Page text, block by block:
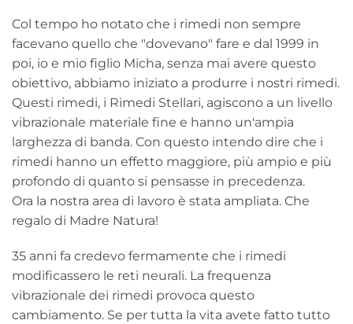
Col tempo ho notato che i rimedi non sempre
facevano quello che "dovevano" fare e dal 1999 in
poi, io e mio figlio Micha, senza mai avere questo
obiettivo, abbiamo iniziato a produrre i nostri rimedi.
Questi rimedi, i Rimedi Stellari, agiscono a un livello
vibrazionale materiale fine e hanno un'ampia
larghezza di banda. Con questo intendo dire che i
rimedi hanno un effetto maggiore, più ampio e più
profondo di quanto si pensasse in precedenza.
Ora la nostra area di lavoro è stata ampliata. Che
regalo di Madre Natura!
35 anni fa credevo fermamente che i rimedi
modificassero le reti neurali. La frequenza
vibrazionale dei rimedi provoca questo
cambiamento. Se per tutta la vita avete fatto tutto